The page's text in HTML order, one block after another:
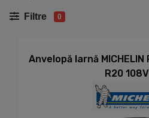
Filtre 0
Anvelopă Iarnă
R20